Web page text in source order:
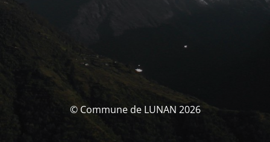
© Commune de LUNAN 2026